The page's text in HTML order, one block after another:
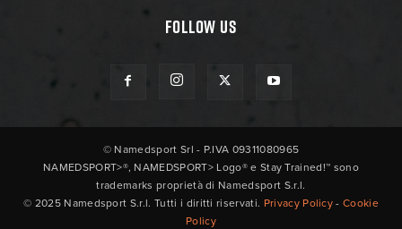
FOLLOW US
© Namedsport Srl - P.IVA 09311080965
NAMEDSPORT>®, NAMEDSPORT> Logo® e Stay Trained!™ sono
trademarks proprietà di Namedsport S.r.l.
© 2025 Namedsport S.r.l. Tutti i diritti riservati. Privacy Policy -Cookie
Policy